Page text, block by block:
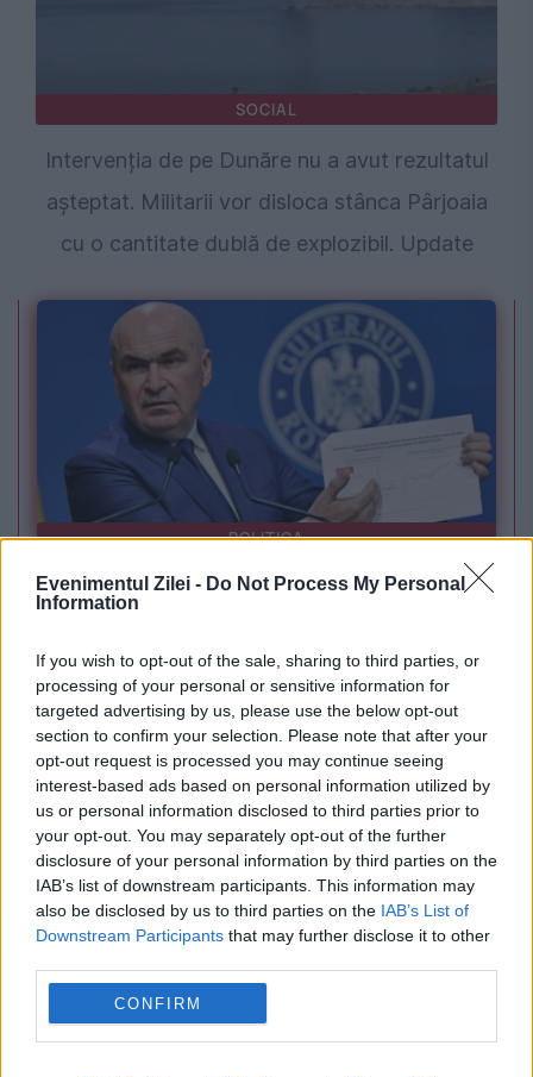
Evenimentul Zilei - Do Not Process My Personal
Information
If you wish to opt-out of the sale, sharing to third parties, or
processing of your personal or sensitive information for
targeted advertising by us, please use the below opt-out
section to confirm your selection. Please note that after your
opt-out request is processed you may continue seeing
interest-based ads based on personal information utilized by
us or personal information disclosed to third parties prior to
your opt-out. You may separately opt-out of the further
disclosure of your personal information by third parties on the
IAB’s list of downstream participants. This information may
also be disclosed by us to third parties on the IAB’s List of
Downstream Participants that may further disclose it to other
CONFIRM
SOCIAL
Intervenția de pe Dunăre nu a avut rezultatul
așteptat. Militarii vor disloca stânca Pârjoaia
cu o cantitate dublă de explozibil. Update
POLITICA
Bolojan: Agențiile de rating vor analiza trei
a României
SOCIAL
Detonările de lângă Cernavodă nu au spart